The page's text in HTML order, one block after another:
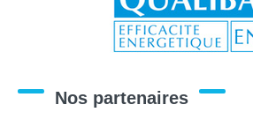
Nos partenaires